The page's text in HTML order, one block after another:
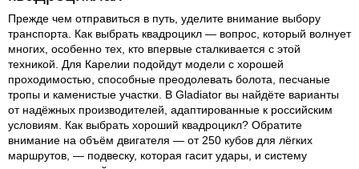
Прежде чем отправиться в путь, уделите внимание выбору
транспорта. Как выбрать квадроцикл — вопрос, который волнует
многих, особенно тех, кто впервые сталкивается с этой
техникой. Для Карелии подойдут модели с хорошей
проходимостью, способные преодолевать болота, песчаные
тропы и каменистые участки. В Gladiator вы найдёте варианты
от надёжных производителей, адаптированные к российским
условиям. Как выбрать хороший квадроцикл? Обратите
внимание на объём двигателя — от 250 кубов для лёгких
маршрутов, — подвеску, которая гасит удары, и систему